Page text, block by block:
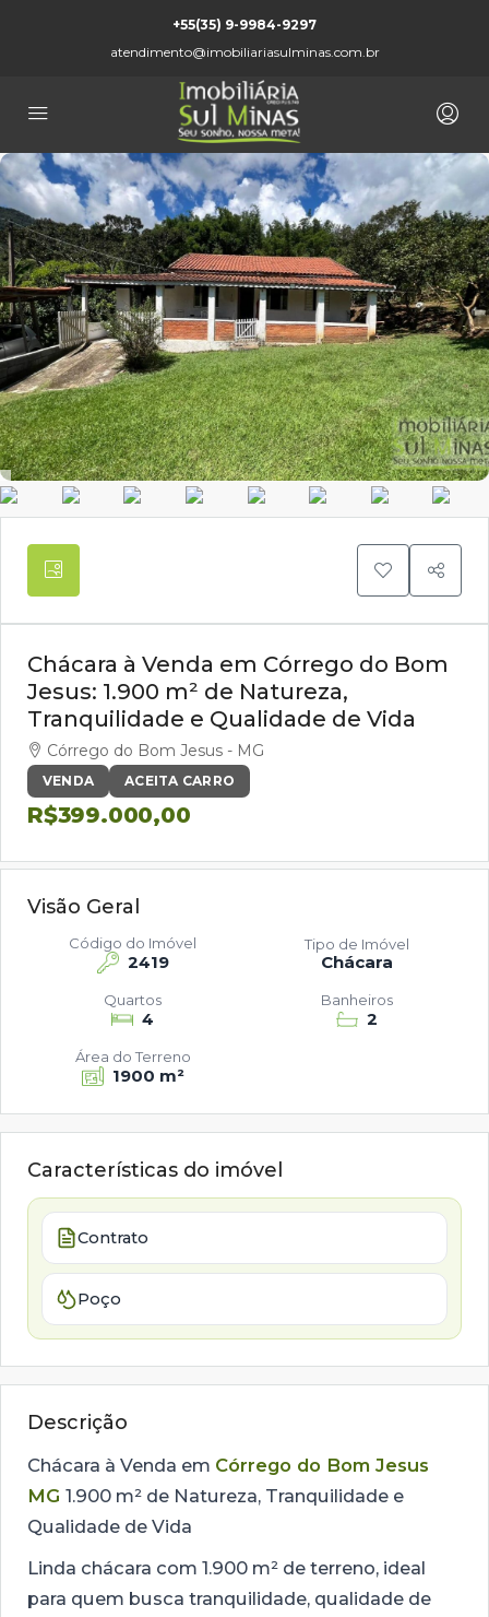
+55(35) 9-9984-9297
atendimento@imobiliariasulminas.com.br
VENDA ACEITA CARRO
Chácara à Venda em Córrego do Bom
Jesus: 1.900 m² de Natureza,
Tranquilidade e Qualidade de Vida
Córrego do Bom Jesus - MG
R$399.000,00
Visão Geral
2419
Código do Imóvel
Chácara
Tipo de Imóvel
4
Quartos
2
Banheiros
1900 m²
Área do Terreno
Características do imóvel
Contrato
Poço
Descrição
Chácara à Venda em Córrego do Bom Jesus
MG 1.900 m² de Natureza, Tranquilidade e
Qualidade de Vida
Linda chácara com 1.900 m² de terreno, ideal
para quem busca tranquilidade, qualidade de